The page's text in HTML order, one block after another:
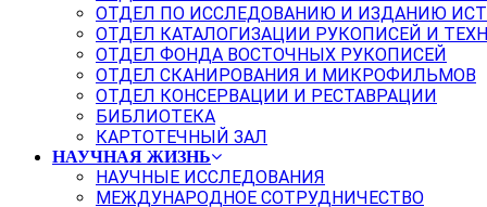
ОТДЕЛ ПО ИССЛЕДОВАНИЮ И ИЗДАНИЮ
ОТДЕЛ КАТАЛОГИЗАЦИИ РУКОПИСЕЙ И
ОТДЕЛ ФОНДА ВОСТОЧНЫХ РУКОПИСЕЙ
ОТДЕЛ СКАНИРОВАНИЯ И МИКРОФИЛЬМОВ
ОТДЕЛ КОНСЕРВАЦИИ И РЕСТАВРАЦИИ
БИБЛИОТЕКА
КАРТОТЕЧНЫЙ ЗАЛ
НАУЧНАЯ ЖИЗНЬ
НАУЧНЫЕ ИССЛЕДОВАНИЯ
МЕЖДУНАРОДНОЕ СОТРУДНИЧЕСТВО